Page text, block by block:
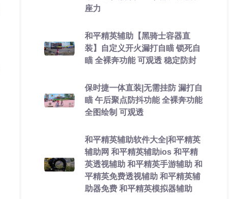
座力
和平精英辅助【黑骑士容器直
装】自定义开火漏打自瞄 锁死自
瞄 全裸奔功能 可观透 稳定防封
保时捷一体直装|无需挂防 漏打自
瞄 午后聚点防抖功能 全裸奔功能
全图绘制 可观透
和平精英辅助软件大全|和平精英
辅助网 和平精英辅助ios 和平精
英透视辅助 和平精英手游辅助 和
平精英免费透视辅助 和平精英辅
助器免费 和平精英模拟器辅助